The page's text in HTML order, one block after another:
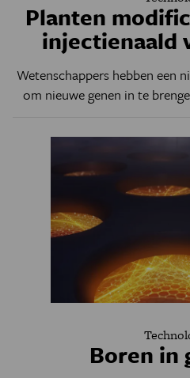
Planten
injectienaald
Wetenschappers hebben een
om nieuwe genen in te
Boren in